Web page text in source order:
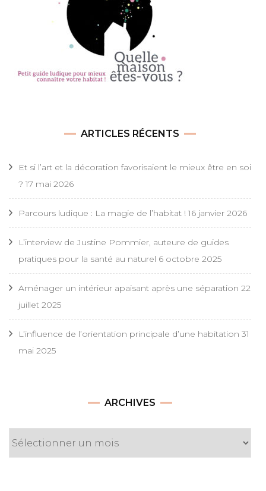
ARTICLES RÉCENTS
Et si l’art et la décoration favorisaient le mieux être en soi
? 17 mai 2026
Parcours ludique : La magie de l’habitat ! 16 janvier 2026
L’interview de Justine Pommier, auteure de guides
pratiques pour la santé au naturel 6 octobre 2025
Aménager un intérieur apaisant après une séparation 22
juillet 2025
L’influence de l’orientation principale d’une habitation 31
mai 2025
ARCHIVES
Archives